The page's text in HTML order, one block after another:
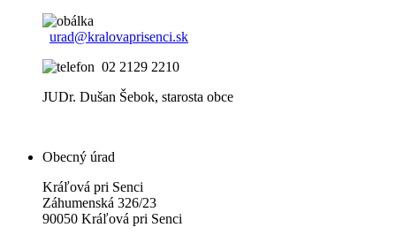
urad@kralovaprisenci.sk
02 2129 2210
JUDr. Dušan Šebok, starosta obce
Obecný úrad
Kráľová pri Senci
Záhumenská 326/23
90050 Kráľová pri Senci